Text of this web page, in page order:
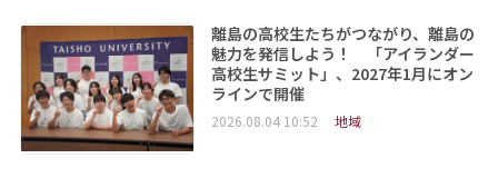
離島の高校生たちがつながり、離島の
魅力を発信しよう！ 「アイランダー
高校生サミット」、2027年1月にオン
ラインで開催
2026.08.04 10:52 地域